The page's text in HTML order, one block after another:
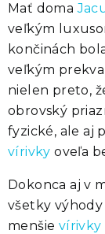
Mať doma
veľkým
končinách
veľkým
nielen preto,
obrovský
fyzické, ale aj
vírivky oveľa
Dokonca aj v
všetky
menšie vírivky